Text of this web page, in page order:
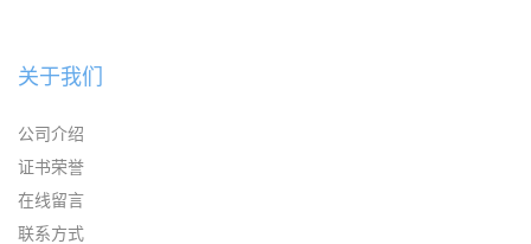
关于我们
公司介绍
证书荣誉
在线留言
联系方式